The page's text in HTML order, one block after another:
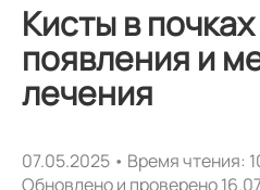
Кисты в
появления и
лечения
07.05.2025 • Время чтения:
Обновлено и проверено